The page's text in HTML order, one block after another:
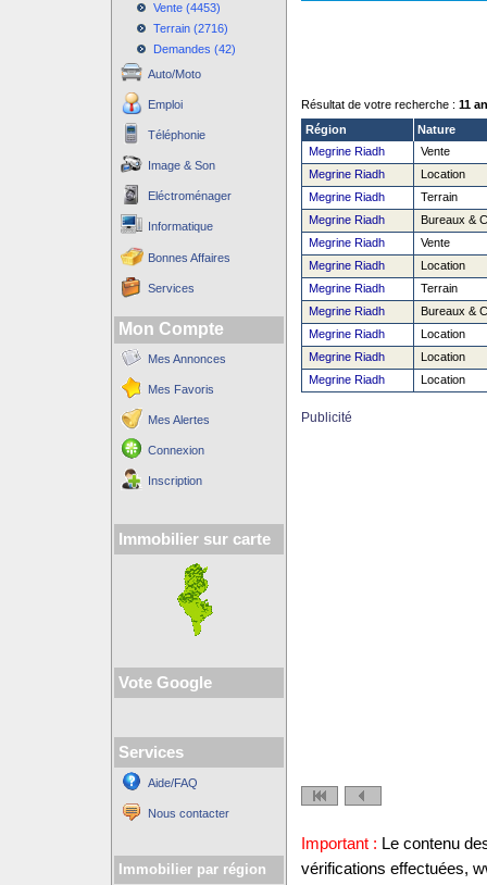
Vente (4453)
Terrain (2716)
Demandes (42)
Auto/Moto
Emploi
Téléphonie
Image & Son
Eléctroménager
Informatique
Bonnes Affaires
Services
Mon Compte
Mes Annonces
Mes Favoris
Mes Alertes
Connexion
Inscription
Immobilier sur carte
Vote Google
Services
Aide/FAQ
Nous contacter
Immobilier par région
Résultat de votre recherche : 11
Région
Nature
Megrine Riadh
Vente
Megrine Riadh
Location
Megrine Riadh
Terrain
Megrine Riadh
Bureaux &
Megrine Riadh
Vente
Megrine Riadh
Location
Megrine Riadh
Terrain
Megrine Riadh
Bureaux &
Megrine Riadh
Location
Megrine Riadh
Location
Megrine Riadh
Location
Publicité
Important : Le contenu
vérifications effectuées,